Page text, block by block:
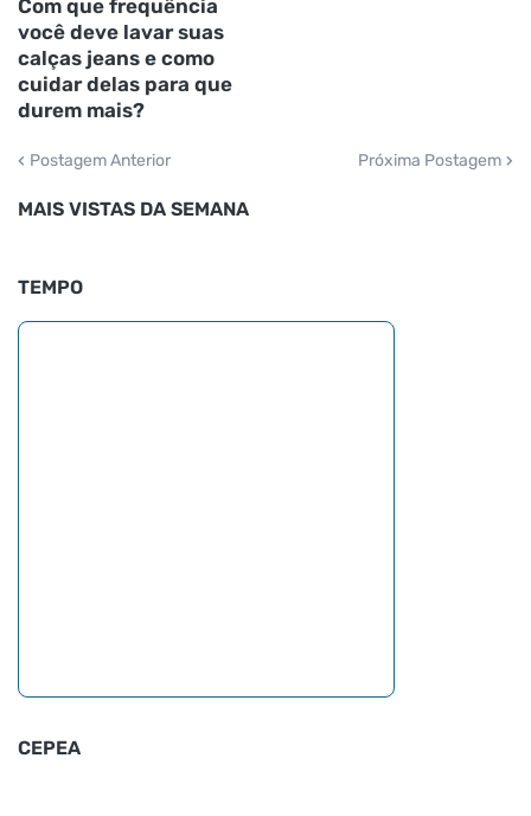
Com que frequência
você deve lavar suas
calças jeans e como
cuidar delas para que
durem mais?
Postagem Anterior Próxima Postagem
MAIS VISTAS DA SEMANA
TEMPO
CEPEA